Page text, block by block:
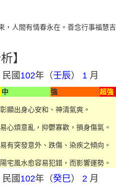
，人間有情春永在。善念行事福慧吉
】
民國 102年（壬辰） 1 月
中 強
超強
顯出身心安和、神清氣爽。
心煩意亂，抑鬱寡歡，損身傷氣。
有突發意外、跌傷、染疾之傾向。
宅風水愈容易犯錯，而影響運勢。
民國 102年（癸巳） 2 月